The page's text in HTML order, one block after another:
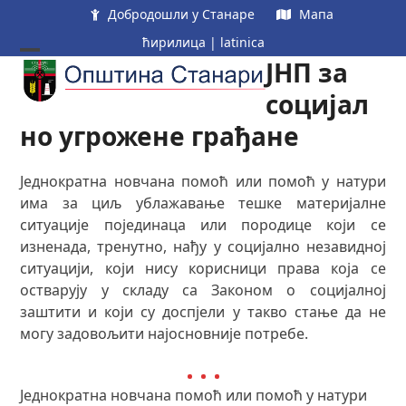
content
Добродошли у Станаре
Мапа
ћирилица | latinica
Open
mobile
menu
Close
mobile
menu
ЈНП за
социјал
но угрожене грађане
Једнократна новчана помоћ или помоћ у натури
има за циљ ублажавање тешке материјалне
ситуације појединаца или породице који се
изненада, тренутно, нађу у социјално незавидној
ситуацији, који нису корисници права која се
остварују у складу са Законом о социјалној
заштити и који су доспјели у такво стање да не
могу задовољити најосновније потребе.
Једнократна новчана помоћ или помоћ у натури